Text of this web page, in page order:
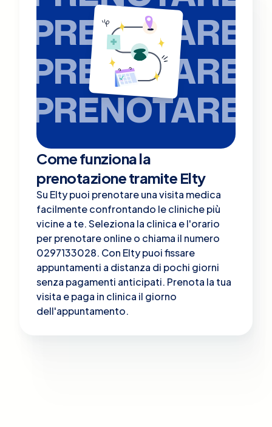
PRENOTARE
PRENOTARE
PRENOTARE
Come funziona la
prenotazione tramite Elty
Su Elty puoi prenotare una visita medica
facilmente confrontando le cliniche più
vicine a te. Seleziona la clinica e l'orario
per prenotare online o chiama il numero
0297133028. Con Elty puoi fissare
appuntamenti a distanza di pochi giorni
senza pagamenti anticipati. Prenota la tua
visita e paga in clinica il giorno
dell'appuntamento.